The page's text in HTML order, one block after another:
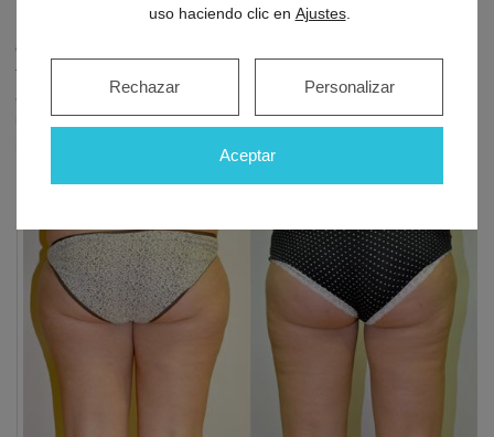
Para utilizar los adipocitos (células que contienen la grasa) como
células de relleno de defectos estéticos o células de regeneración
tisular hay que extraerlos con unas cánulas especiales, tratar el
aspirado mediante centrifugación y reimplantar lo obtenido con
unas cánulas extremadamente finas. Con estas precauciones el
uso haciendo clic en Ajustes.
Aceptar
Rechazar Personalizar